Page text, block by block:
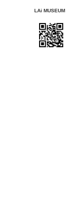
LAi MUSEUM